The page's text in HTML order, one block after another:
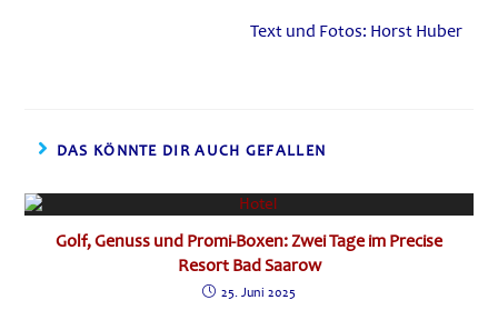
Text und Fotos: Horst Huber
DAS KÖNNTE DIR AUCH GEFALLEN
Golf, Genuss und Promi-Boxen: Zwei Tage im Precise
Resort Bad Saarow
25. Juni 2025